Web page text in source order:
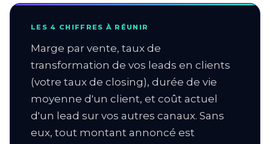
LES 4 CHIFFRES À RÉUNIR
Marge par vente, taux de
transformation de vos leads en clients
(votre taux de closing), durée de vie
moyenne d'un client, et coût actuel
d'un lead sur vos autres canaux. Sans
eux, tout montant annoncé est